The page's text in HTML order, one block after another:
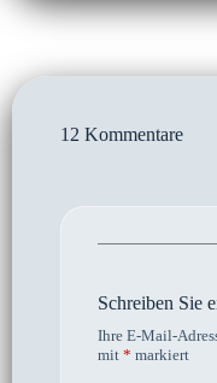
12 Kommentare
Schreiben Sie
Ihre E-Mail-
mit * markiert